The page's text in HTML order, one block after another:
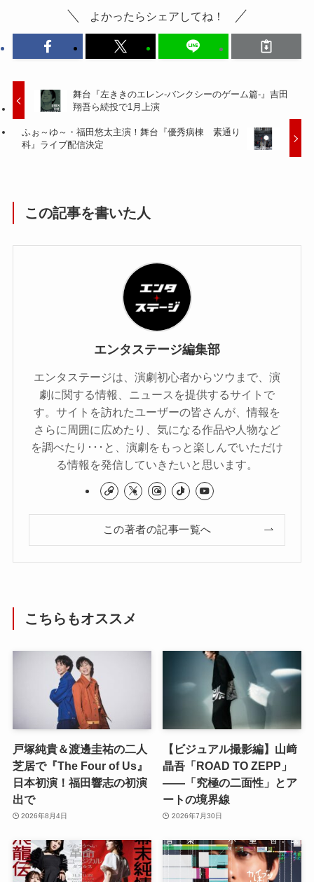
よかったらシェアしてね！
舞台『左ききのエレン-バンクシーのゲーム篇-』吉田
翔吾ら続投で1月上演
ふぉ～ゆ～・福田悠太主演！舞台『優秀病棟 素通り
科』ライブ配信決定
この記事を書いた人
エンタステージ編集部
エンタステージは、演劇初心者からツウまで、演
劇に関する情報、ニュースを提供するサイトで
す。サイトを訪れたユーザーの皆さんが、情報を
さらに周囲に広めたり、気になる作品や人物など
を調べたり･･･と、演劇をもっと楽しんでいただけ
る情報を発信していきたいと思います。
この著者の記事一覧へ
こちらもオススメ
戸塚純貴＆渡邊圭祐の二人
芝居で『The Four of Us』
日本初演！福田響志の初演
出で
2026年8月4日
【ビジュアル撮影編】山﨑
晶吾「ROAD TO ZEPP」
――「究極の二面性」とア
ートの境界線
2026年7月30日